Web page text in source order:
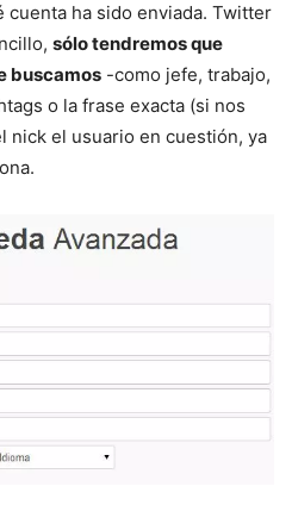
cuenta ha sido enviada. Twitter
sólo tendremos que
buscamos -como jefe, trabajo,
o la frase exacta (si nos
nick el usuario en cuestión, ya